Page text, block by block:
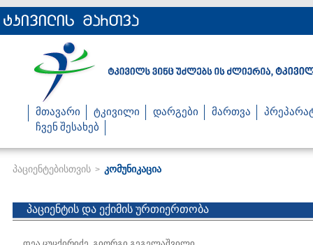
მთავარი ტკივილი დარგები მართვა
ჩვენ შესახებ
პაციენტებისთვის > კომუნიკაცია
პაციენტის და ექიმის ურთიერთობა